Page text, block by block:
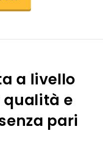
a livello
qualità e
pari